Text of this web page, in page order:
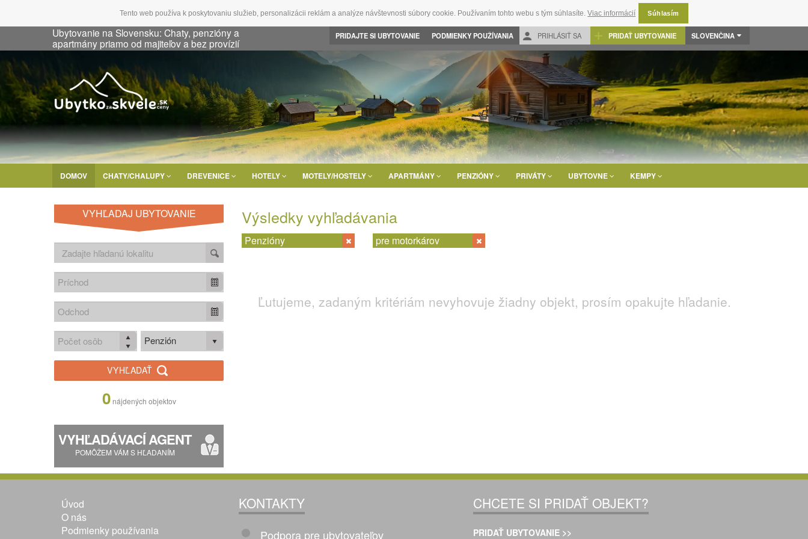
Tento web používa k poskytovaniu služieb, personalizácii reklám a analýze návštevnosti súbory cookie. Používaním tohto webu s tým súhlasíte.Viac informácií Súhlasím
Ubytovanie na Slovensku: Chaty, penzióny a
apartmány priamo od majiteľov a bez provízií
PRIDAJTE SI UBYTOVANIE PODMIENKY POUŽÍVANIA PRIHLÁSIŤ SA PRIDAŤ UBYTOVANIE SLOVENČINA
DOMOV CHATY/CHALUPY DREVENICE HOTELY MOTELY/HOSTELY APARTMÁNY PENZIÓNY PRIVÁTY UBYTOVNE KEMPY
VYHĽADAJ UBYTOVANIE
Penzión
VYHĽADAŤ
0 nájdených objektov
VYHĽADÁVACÍ AGENT
POMÔŽEM VÁM S HĽADANÍM
Výsledky vyhľadávania
Penzióny pre motorkárov
Ľutujeme, zadaným kritériám nevyhovuje žiadny objekt, prosím opakujte hľadanie.
Úvod
O nás
Podmienky používania
KONTAKTY
Podpora pre ubytovateľov
CHCETE SI PRIDAŤ OBJEKT?
PRIDAŤ UBYTOVANIE >>